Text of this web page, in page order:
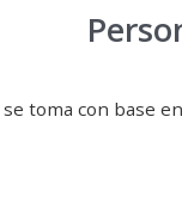
toma con base